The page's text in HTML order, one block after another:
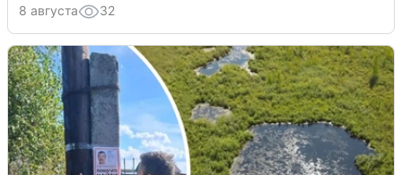
8 августа 32